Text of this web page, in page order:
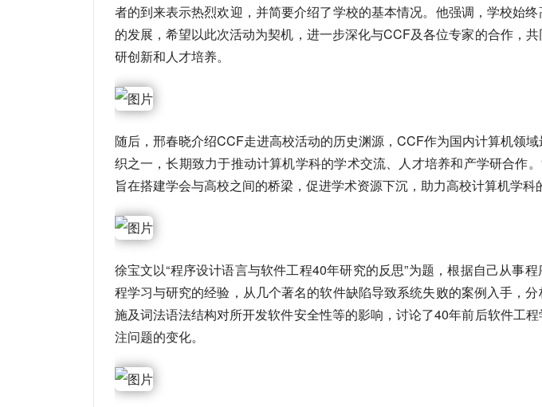
者的到来表示热烈欢迎，并简要介绍了学校的基本情况。他强调，学校始
的发展，希望以此次活动为契机，进一步深化与CCF及各位专家的合作，
研创新和人才培养。
随后，邢春晓介绍CCF走进高校活动的历史渊源，CCF作为国内计算机领
织之一，长期致力于推动计算机学科的学术交流、人才培养和产学研合作
旨在搭建学会与高校之间的桥梁，促进学术资源下沉，助力高校计算机学科
徐宝文以“程序设计语言与软件工程40年研究的反思”为题，根据自己从事
程学习与研究的经验，从几个著名的软件缺陷导致系统失败的案例入手，
施及词法语法结构对所开发软件安全性等的影响，讨论了40年前后软件工
注问题的变化。